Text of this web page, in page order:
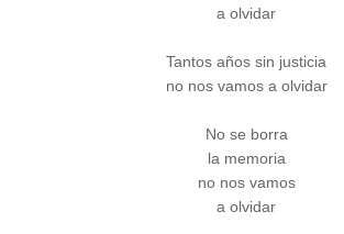
a olvidar
Tantos años sin justicia
no nos vamos a olvidar
No se borra
la memoria
no nos vamos
a olvidar